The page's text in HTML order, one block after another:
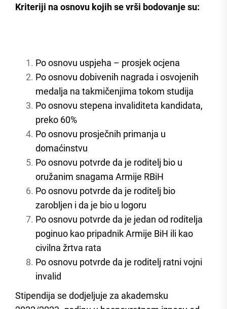
Kriteriji na osnovu kojih se vrši bodovanje su:
Po osnovu uspjeha – prosjek ocjena
Po osnovu dobivenih nagrada i osvojenih
medalja na takmičenjima tokom studija
Po osnovu stepena invaliditeta kandidata,
preko 60%
Po osnovu prosječnih primanja u
domaćinstvu
Po osnovu potvrde da je roditelj bio u
oružanim snagama Armije RBiH
Po osnovu potvrde da je roditelj bio
zarobljen i da je bio u logoru
Po osnovu potvrde da je jedan od roditelja
poginuo kao pripadnik Armije BiH ili kao
civilna žrtva rata
Po osnovu potvrde da je roditelj ratni vojni
invalid
Stipendija se dodjeljuje za akademsku